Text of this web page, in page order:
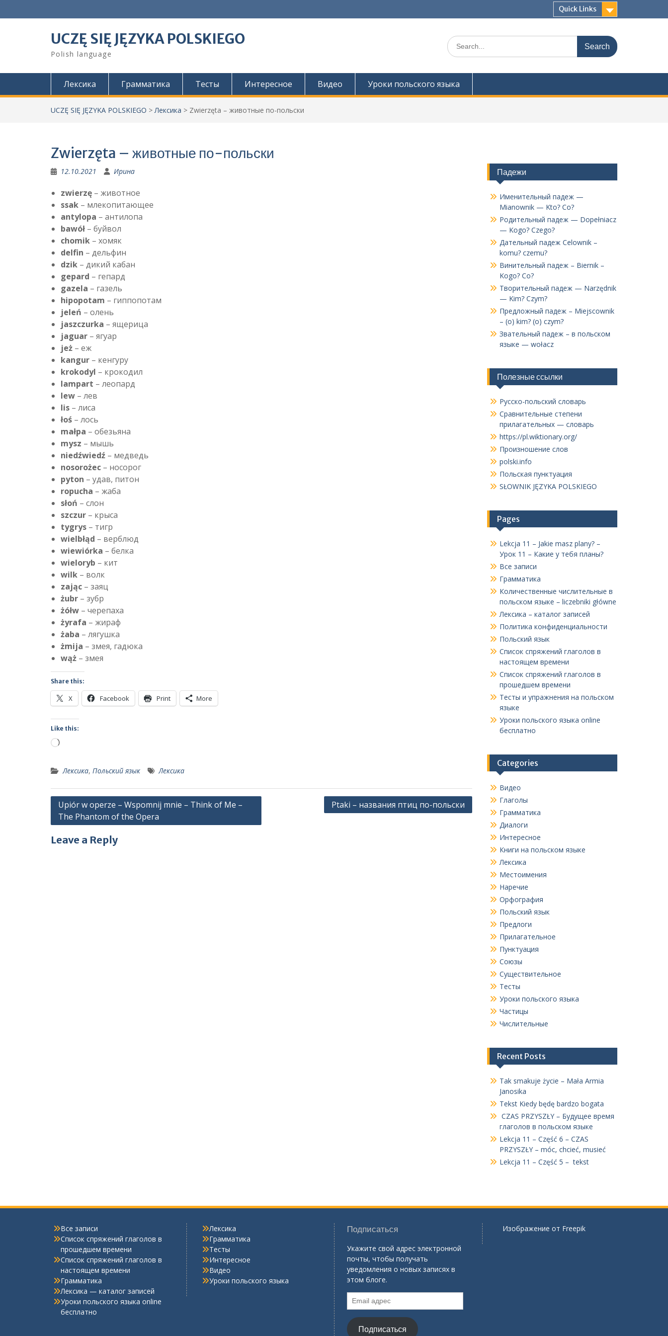
Quick Links
UCZĘ SIĘ JĘZYKA POLSKIEGO
Polish language
Search
for:
Лексика Грамматика Тесты Интересное Видео Уроки польского языка
UCZĘ SIĘ JĘZYKA POLSKIEGO >Лексика > Zwierzęta – животные по-польски
Zwierzęta – животные по-польски
12.10.2021 Ирина
zwierzę – животное
ssak – млекопитающее
antylopa – антилопа
bawół – буйвол
chomik – хомяк
delfin – дельфин
dzik – дикий кабан
gepard – гепард
gazela – газель
hipopotam – гиппопотам
jeleń – олень
jaszczurka – ящерица
jaguar – ягуар
jeż – еж
kangur – кенгуру
krokodyl – крокодил
lampart – леопард
lew – лев
lis – лиса
łoś – лось
małpa – обезьяна
mysz – мышь
niedźwiedź – медведь
nosorożec – носорог
pyton – удав, питон
ropucha – жаба
słoń – слон
szczur – крыса
tygrys – тигр
wielbłąd – верблюд
wiewiórka – белка
wieloryb – кит
wilk – волк
zając – заяц
żubr – зубр
żółw – черепаха
żyrafa – жираф
żaba – лягушка
żmija – змея, гадюка
wąż – змея
Share this:
X Facebook Print More
Like this:
Loading…
Лексика, Польский язык Лексика
Post
navigation
Upiór w operze – Wspomnij mnie – Think of Me –
The Phantom of the Opera
Ptaki – названия птиц по-польски
Leave a Reply
Падежи
Именительный падеж —
Mianownik — Kto? Co?
Родительный падеж — Dopełniacz
— Kogo? Czego?
Дательный падеж Celownik –
komu? czemu?
Винительный падеж – Biernik –
Kogo? Co?
Творительный падеж — Narzędnik
— Kim? Czym?
Предложный падеж – Miejscownik
– (o) kim? (o) czym?
Звательный падеж – в польском
языке — wołacz
Полезные ссылки
Русско-польский словарь
Сравнительные степени
прилагательных — словарь
https://pl.wiktionary.org/
Произношение слов
polski.info
Польская пунктуация
SŁOWNIK JĘZYKA POLSKIEGO
Pages
Lekcja 11 – Jakie masz plany? –
Урок 11 – Какие у тебя планы?
Все записи
Грамматика
Количественные числительные в
польском языке – liczebniki główne
Лексика – каталог записей
Политика конфиденциальности
Польский язык
Список спряжений глаголов в
настоящем времени
Список спряжений глаголов в
прошедшем времени
Тесты и упражнения на польском
языке
Уроки польского языка online
бесплатно
Categories
Видео
Глаголы
Грамматика
Диалоги
Интересное
Книги на польском языке
Лексика
Местоимения
Наречие
Орфография
Польский язык
Предлоги
Прилагательное
Пунктуация
Союзы
Существительное
Тесты
Уроки польского языка
Частицы
Числительные
Recent Posts
Tak smakuje życie – Mała Armia
Janosika
Tekst Kiedy będę bardzo bogata
CZAS PRZYSZŁY – Будущее время
глаголов в польском языке
Lekcja 11 – Część 6 – CZAS
PRZYSZŁY – móc, chcieć, musieć
Lekcja 11 – Część 5 – tekst
Все записи
Список спряжений глаголов в
прошедшем времени
Список спряжений глаголов в
настоящем времени
Грамматика
Лексика — каталог записей
Уроки польского языка online
бесплатно
Лексика
Грамматика
Тесты
Интересное
Видео
Уроки польского языка
Подписаться
Укажите свой адрес электронной
почты, чтобы получать
уведомления о новых записях в
этом блоге.
Email
адрес
Подписаться
Изображение от Freepik